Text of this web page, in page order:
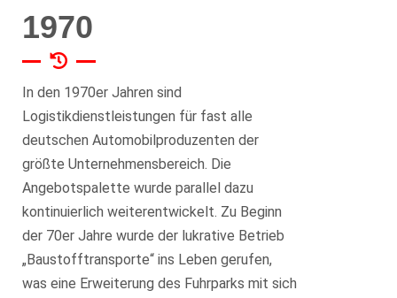
1970
In den 1970er Jahren sind
Logistikdienstleistungen für fast alle
deutschen Automobilproduzenten der
größte Unternehmensbereich. Die
Angebotspalette wurde parallel dazu
kontinuierlich weiterentwickelt. Zu Beginn
der 70er Jahre wurde der lukrative Betrieb
„Baustofftransporte“ ins Leben gerufen,
was eine Erweiterung des Fuhrparks mit sich